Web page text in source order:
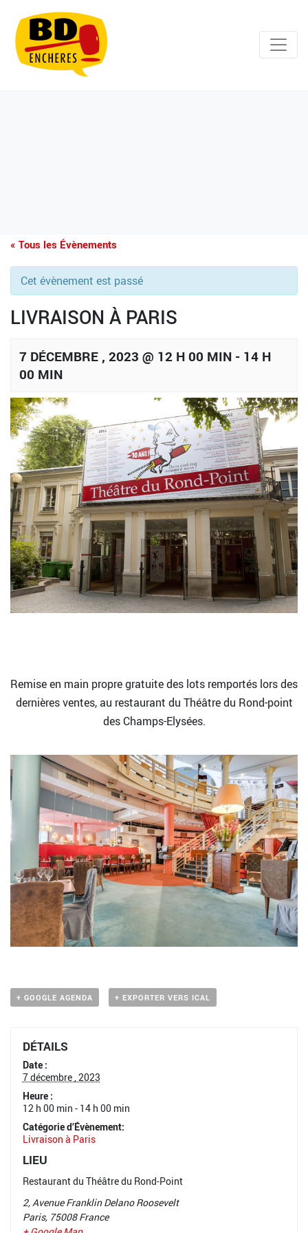
« Tous les Évènements
Cet évènement est passé
LIVRAISON À PARIS
7 DÉCEMBRE , 2023 @ 12 H 00 MIN - 14 H
00 MIN
Remise en main propre gratuite des lots remportés lors des
dernières ventes, au restaurant du Théâtre du Rond-point
des Champs-Elysées.
+ GOOGLE AGENDA + EXPORTER VERS ICAL
DÉTAILS
Date :
7 décembre , 2023
Heure :
12 h 00 min - 14 h 00 min
Catégorie d’Évènement:
Livraison à Paris
LIEU
Restaurant du Théâtre du Rond-Point
2, Avenue Franklin Delano Roosevelt
Paris, 75008 France